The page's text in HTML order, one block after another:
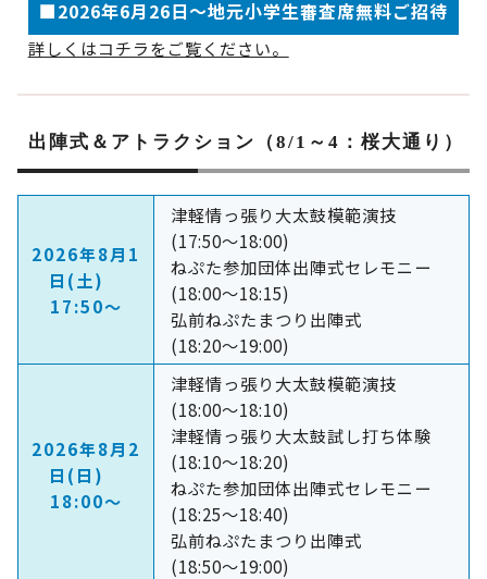
■2026年6月26日～地元小学生審査席無料ご招待
詳しくはコチラをご覧ください。
出陣式＆アトラクション（8/1～4：桜大通り）
2026年8月1
日(土)
17:50～
津軽情っ張り大太鼓模範演技
(17:50～18:00)
ねぷた参加団体出陣式セレモニー
(18:00～18:15)
弘前ねぷたまつり出陣式
(18:20～19:00)
2026年8月2
日(日)
18:00～
津軽情っ張り大太鼓模範演技
(18:00～18:10)
津軽情っ張り大太鼓試し打ち体験
(18:10～18:20)
ねぷた参加団体出陣式セレモニー
(18:25～18:40)
弘前ねぷたまつり出陣式
(18:50～19:00)